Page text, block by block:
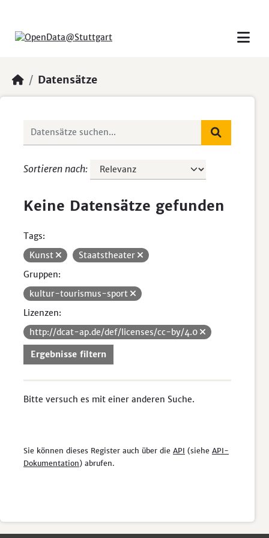
Datensätze
Sortieren nach
Keine Datensätze gefunden
Tags:
Kunst
Staatstheater
Gruppen:
kultur-tourismus-sport
Lizenzen:
http://dcat-ap.de/def/licenses/cc-by/4.0
Ergebnisse filtern
Bitte versuch es mit einer anderen Suche.
Sie können dieses Register auch über die API (siehe API-
Dokumentation) abrufen.